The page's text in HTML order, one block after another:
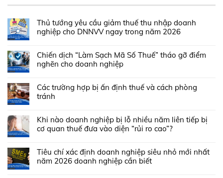
Thủ tướng yêu cầu giảm thuế thu nhập doanh
nghiệp cho DNNVV ngay trong năm 2026
Chiến dịch “Làm Sạch Mã Số Thuế” tháo gỡ điểm
nghẽn cho doanh nghiệp
Các trường hợp bị ấn định thuế và cách phòng
tránh
Khi nào doanh nghiệp bị lỗ nhiều năm liên tiếp bị
cơ quan thuế đưa vào diện “rủi ro cao”?
Tiêu chí xác định doanh nghiệp siêu nhỏ mới nhất
năm 2026 doanh nghiệp cần biết